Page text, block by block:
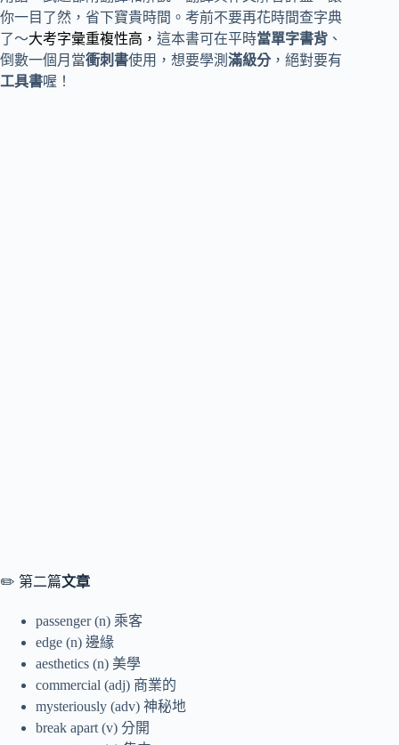
你一目了然，省下寶貴時間。考前不要再花時間查字典
了～大考字彙重複性高， 這本書可在平時當單字書背 、
倒數一個月當衝刺書使用，想要學測 滿級分，絕對要有
工具書喔！
✏️ 第二篇文章
passenger (n) 乘客
edge (n) 邊緣
aesthetics (n) 美學
commercial (adj) 商業的
mysteriously (adv) 神秘地
break apart (v) 分開